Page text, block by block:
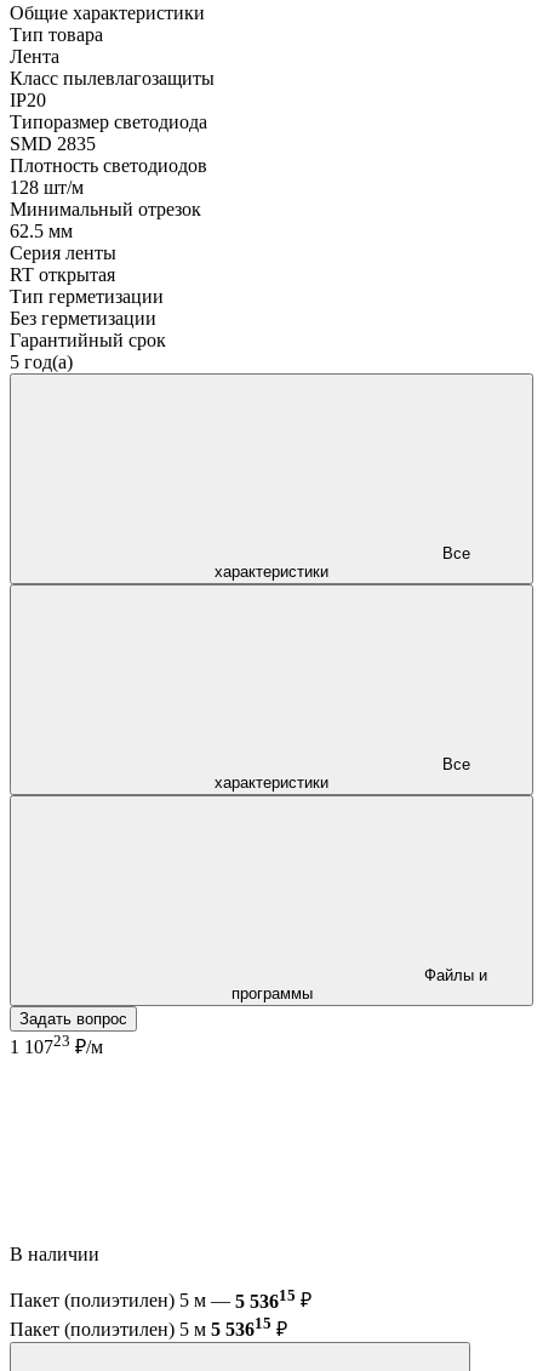
Общие характеристики
Тип товара
Лента
Класс пылевлагозащиты
IP20
Типоразмер светодиода
SMD 2835
Плотность светодиодов
128 шт/м
Минимальный отрезок
62.5 мм
Серия ленты
RT открытая
Тип герметизации
Без герметизации
Гарантийный срок
5 год(а)
характеристики
характеристики
программы
Задать вопрос
1 10723 ₽/м
В наличии
Пакет (полиэтилен) 5 м — 5 53615 ₽
Пакет (полиэтилен) 5 м 5 53615 ₽